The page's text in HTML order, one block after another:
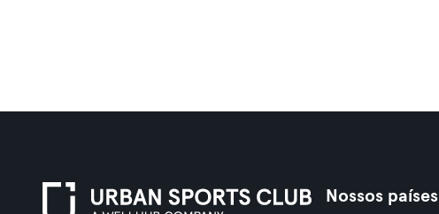
Nossos países